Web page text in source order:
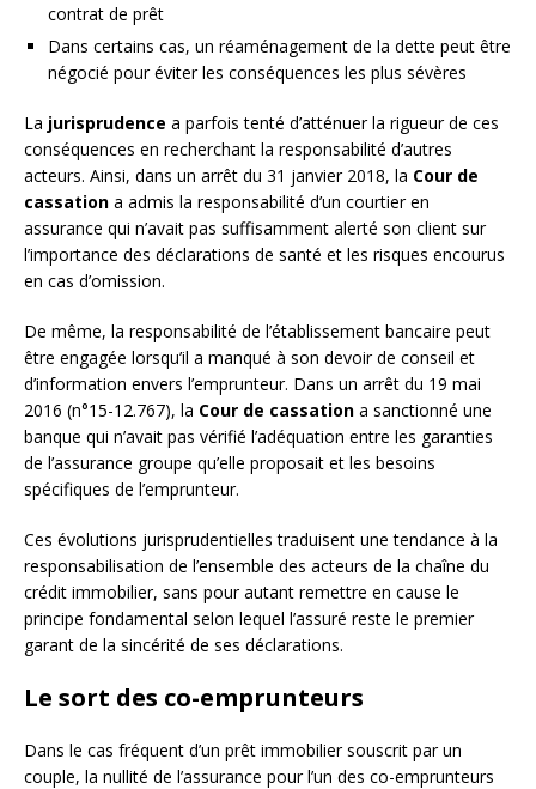
contrat de prêt
Dans certains cas, un réaménagement de la dette peut être
négocié pour éviter les conséquences les plus sévères
La jurisprudence a parfois tenté d’atténuer la rigueur de ces
conséquences en recherchant la responsabilité d’autres
acteurs. Ainsi, dans un arrêt du 31 janvier 2018, la Cour de
cassation a admis la responsabilité d’un courtier en
assurance qui n’avait pas suffisamment alerté son client sur
l’importance des déclarations de santé et les risques encourus
en cas d’omission.
De même, la responsabilité de l’établissement bancaire peut
être engagée lorsqu’il a manqué à son devoir de conseil et
d’information envers l’emprunteur. Dans un arrêt du 19 mai
2016 (n°15-12.767), la Cour de cassation a sanctionné une
banque qui n’avait pas vérifié l’adéquation entre les garanties
de l’assurance groupe qu’elle proposait et les besoins
spécifiques de l’emprunteur.
Ces évolutions jurisprudentielles traduisent une tendance à la
responsabilisation de l’ensemble des acteurs de la chaîne du
crédit immobilier, sans pour autant remettre en cause le
principe fondamental selon lequel l’assuré reste le premier
garant de la sincérité de ses déclarations.
Le sort des co-emprunteurs
Dans le cas fréquent d’un prêt immobilier souscrit par un
couple, la nullité de l’assurance pour l’un des co-emprunteurs